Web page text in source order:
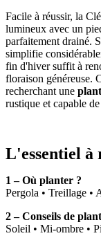
Facile à réussir, la
lumineux avec un
parfaitement drainé.
simplifie
fin d'hiver suffit à
floraison généreuse.
recherchant une
rustique et capable
L'essentiel à
1 – Où planter ?
Pergola • Treillage •
2 – Conseils de
Soleil • Mi-ombre •